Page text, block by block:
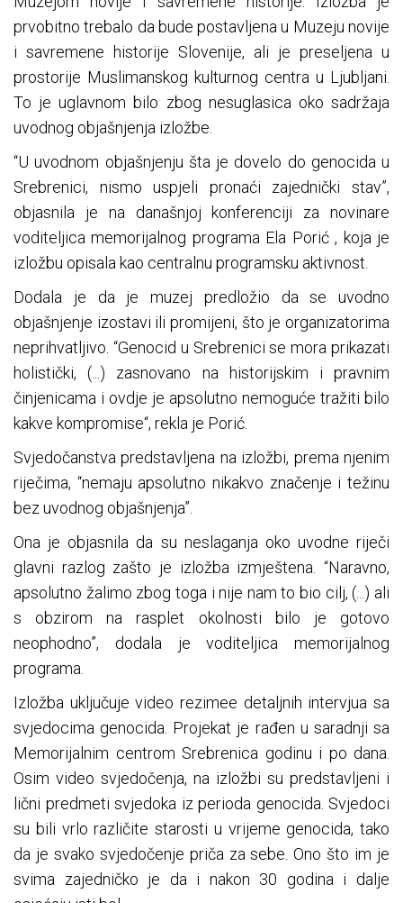
prvobitno trebalo da bude postavljena u Muzeju novije
i savremene historije Slovenije, ali je preseljena u
prostorije Muslimanskog kulturnog centra u Ljubljani.
To je uglavnom bilo zbog nesuglasica oko sadržaja
uvodnog objašnjenja izložbe.
“U uvodnom objašnjenju šta je dovelo do genocida u
Srebrenici, nismo uspjeli pronaći zajednički stav”,
objasnila je na današnjoj konferenciji za novinare
voditeljica memorijalnog programa Ela Porić , koja je
izložbu opisala kao centralnu programsku aktivnost.
Dodala je da je muzej predložio da se uvodno
objašnjenje izostavi ili promijeni, što je organizatorima
neprihvatljivo. “Genocid u Srebrenici se mora prikazati
holistički, (...) zasnovano na historijskim i pravnim
činjenicama i ovdje je apsolutno nemoguće tražiti bilo
kakve kompromise“, rekla je Porić.
Svjedočanstva predstavljena na izložbi, prema njenim
riječima, “nemaju apsolutno nikakvo značenje i težinu
bez uvodnog objašnjenja”.
Ona je objasnila da su neslaganja oko uvodne riječi
glavni razlog zašto je izložba izmještena. “Naravno,
apsolutno žalimo zbog toga i nije nam to bio cilj, (...) ali
s obzirom na rasplet okolnosti bilo je gotovo
neophodno”, dodala je voditeljica memorijalnog
programa.
Izložba uključuje video rezimee detaljnih intervjua sa
svjedocima genocida. Projekat je rađen u saradnji sa
Memorijalnim centrom Srebrenica godinu i po dana.
Osim video svjedočenja, na izložbi su predstavljeni i
lični predmeti svjedoka iz perioda genocida. Svjedoci
su bili vrlo različite starosti u vrijeme genocida, tako
da je svako svjedočenje priča za sebe. Ono što im je
svima zajedničko je da i nakon 30 godina i dalje